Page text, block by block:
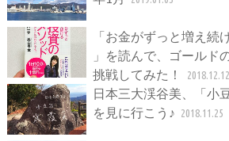
「お金がずっと増え続
」を読んで、ゴールド
挑戦してみた！
2018.12.12
日本三大渓谷美、「小
を見に行こう♪ 2018.11.25